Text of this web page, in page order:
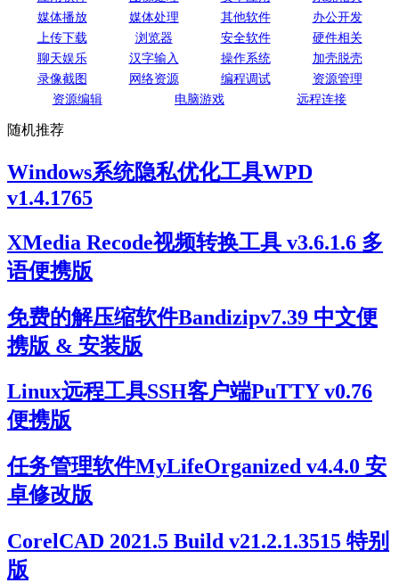
媒体播放
媒体处理 其他软件
办公开发
上传下载
浏览器 安全软件
硬件相关
聊天娱乐
汉字输入 操作系统
加壳脱壳
录像截图
网络资源 编程调试
资源管理
资源编辑
电脑游戏 远程连接
随机推荐
Windows系统隐私优化工具WPD
v1.4.1765
XMedia Recode视频转换工具 v3.6.1.6 多
语便携版
免费的解压缩软件Bandizipv7.39 中文便
携版 & 安装版
Linux远程工具SSH客户端PuTTY v0.76
便携版
任务管理软件MyLifeOrganized v4.4.0 安
卓修改版
CorelCAD 2021.5 Build v21.2.1.3515 特别
版